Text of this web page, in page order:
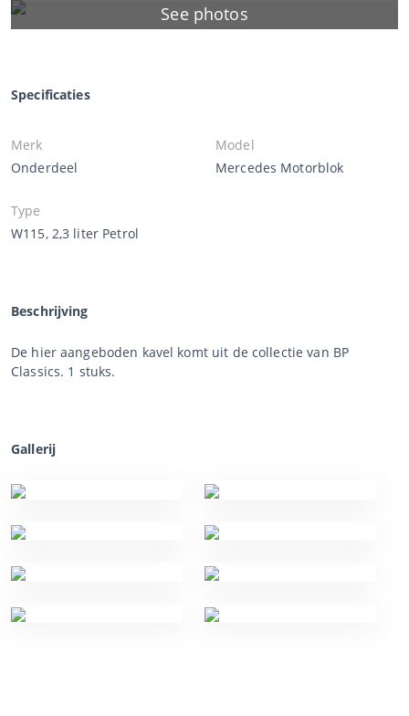
See photos
Specificaties
Merk
Onderdeel
Model
Mercedes Motorblok
Type
W115, 2,3 liter Petrol
Beschrijving
De hier aangeboden kavel komt uit de collectie van BP
Classics. 1 stuks.
Gallerij